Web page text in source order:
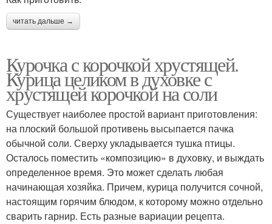
читать дальше →
Курочка с корочкой хрустящей.
Курица целиком в духовке с
хрустящей корочкой на соли
Существует наиболее простой вариант приготовления:
на плоский большой противень высыпается пачка
обычной соли. Сверху укладывается тушка птицы.
Осталось поместить «композицию» в духовку, и выждать
определенное время. Это может сделать любая
начинающая хозяйка. Причем, курица получится сочной,
настоящим горячим блюдом, к которому можно отдельно
сварить гарнир. Есть разные вариации рецепта.